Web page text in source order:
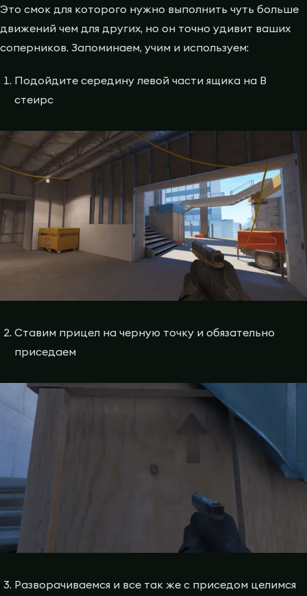
Это смок для которого нужно выполнить чуть больше
движений чем для других, но он точно удивит ваших
соперников. Запоминаем, учим и используем:
Подойдите середину левой части ящика на B
стеирс
Ставим прицел на черную точку и обязательно
приседаем
Разворачиваемся и все так же с приседом целимся